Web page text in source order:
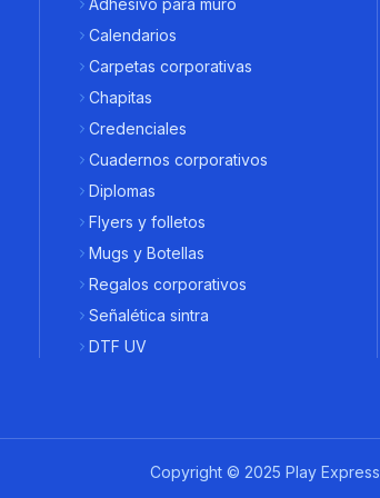
Adhesivo para muro
Calendarios
Carpetas corporativas
Chapitas
Credenciales
Cuadernos corporativos
Diplomas
Flyers y folletos
Mugs y Botellas
Regalos corporativos
Señalética sintra
DTF UV
Copyright © 2025 Play Express